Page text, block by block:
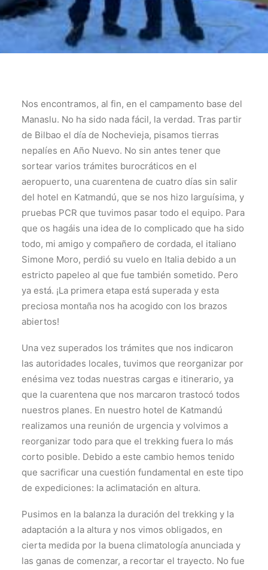
Nos encontramos, al fin, en el campamento base del
Manaslu. No ha sido nada fácil, la verdad. Tras partir
de Bilbao el día de Nochevieja, pisamos tierras
nepalíes en Año Nuevo. No sin antes tener que
sortear varios trámites burocráticos en el
aeropuerto, una cuarentena de cuatro días sin salir
del hotel en Katmandú, que se nos hizo larguísima, y
pruebas PCR que tuvimos pasar todo el equipo. Para
que os hagáis una idea de lo complicado que ha sido
todo, mi amigo y compañero de cordada, el italiano
Simone Moro, perdió su vuelo en Italia debido a un
estricto papeleo al que fue también sometido. Pero
ya está. ¡La primera etapa está superada y esta
preciosa montaña nos ha acogido con los brazos
abiertos!
Una vez superados los trámites que nos indicaron
las autoridades locales, tuvimos que reorganizar por
enésima vez todas nuestras cargas e itinerario, ya
que la cuarentena que nos marcaron trastocó todos
nuestros planes. En nuestro hotel de Katmandú
realizamos una reunión de urgencia y volvimos a
reorganizar todo para que el trekking fuera lo más
corto posible. Debido a este cambio hemos tenido
que sacrificar una cuestión fundamental en este tipo
de expediciones: la aclimatación en altura.
Pusimos en la balanza la duración del trekking y la
adaptación a la altura y nos vimos obligados, en
cierta medida por la buena climatología anunciada y
las ganas de comenzar, a recortar el trayecto. No fue